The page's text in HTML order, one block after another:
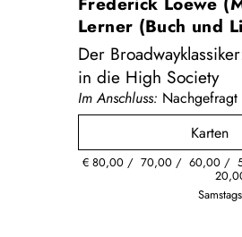
Lerner (Buch und
Der
in die High Society
Im Anschluss: Nachgefragt
Karten
€ 80,00 70,00 60,00